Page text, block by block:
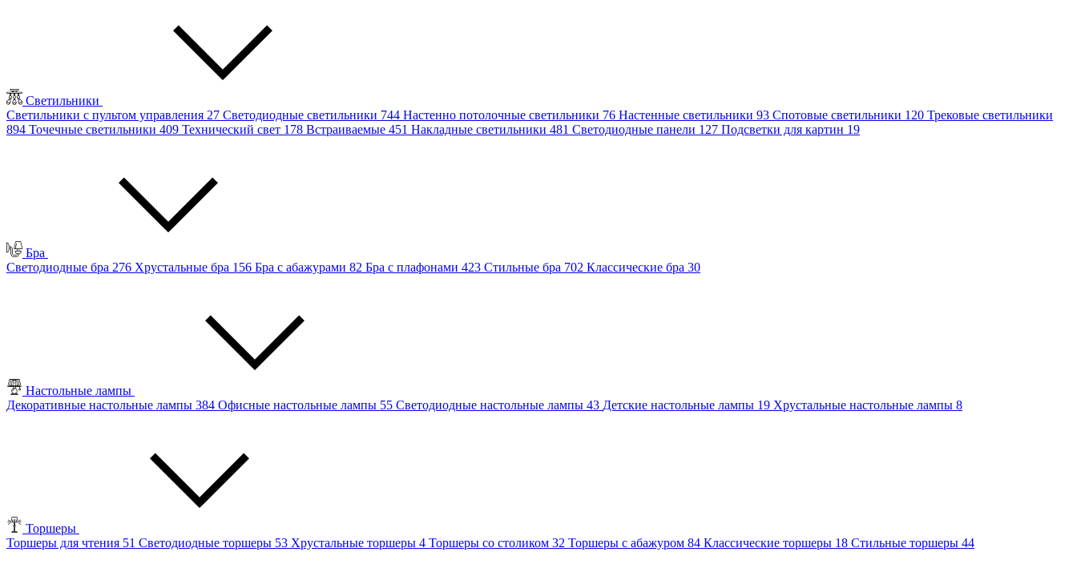
Светильники
Светильники с пультом управления 27 Светодиодные светильники 744 Настенно потолочные светильники 76 Настенные светильники 93 Спотовые светильники 120 Трековые светильники
894 Точечные светильники 409 Технический свет 178 Встраиваемые 451 Накладные светильники 481 Светодиодные панели 127 Подсветки для картин 19
Бра
Светодиодные бра 276 Хрустальные бра 156 Бра с абажурами 82 Бра с плафонами 423 Стильные бра 702 Классические бра 30
Настольные лампы
Декоративные настольные лампы 384 Офисные настольные лампы 55 Светодиодные настольные лампы 43 Детские настольные лампы 19 Хрустальные настольные лампы 8
Торшеры
Торшеры для чтения 51 Светодиодные торшеры 53 Хрустальные торшеры 4 Торшеры со столиком 32 Торшеры с абажуром 84 Классические торшеры 18 Стильные торшеры 44